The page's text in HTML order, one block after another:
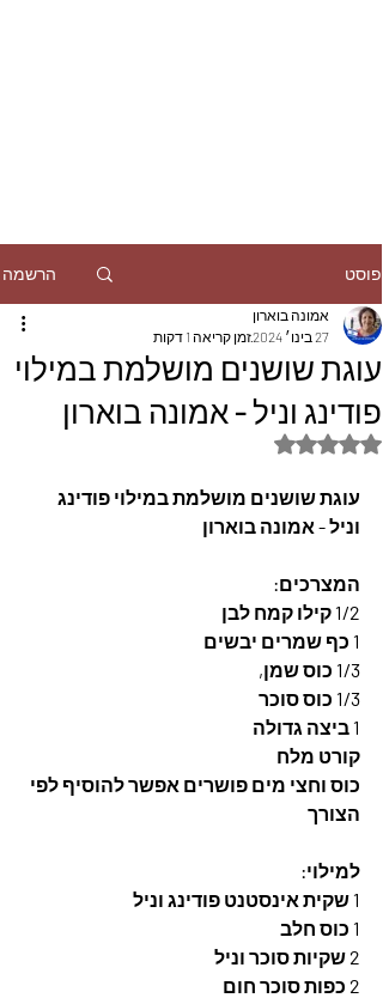
פוסט הרשמה
עוגת שושנים מושלמת במילוי
פודינג וניל - אמונה בוארון
אמונה בוארון
27 בינו׳ 2024
זמן קריאה 1 דקות
דירוג של NaN מתוך 5 כוכבים
עוגת שושנים מושלמת במילוי פודינג
וניל - אמונה בוארון
המצרכים:
1/2 קילו קמח לבן
1 כף שמרים יבשים
1/3 כוס שמן,
1/3 כוס סוכר
1 ביצה גדולה
קורט מלח
כוס וחצי מים פושרים אפשר להוסיף לפי
הצורך
למילוי:
1 שקית אינסטנט פודינג וניל
1 כוס חלב
2 שקיות סוכר וניל
2 כפות סוכר חום